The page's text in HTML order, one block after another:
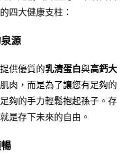
四大健康支柱：
源
供優質的乳清蛋白 與高鈣大
肉，而是為了讓您有足夠的
夠的手力輕鬆抱起孫子。存
是存下未來的自由。